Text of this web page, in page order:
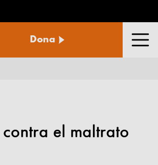
Dona
el maltrato